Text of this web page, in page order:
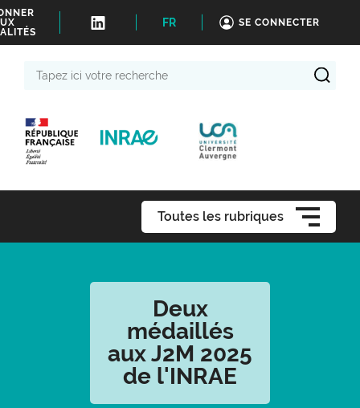
FR SE CONNECTER
Toutes les rubriques
Deux
médaillés
aux J2M 2025
de l'INRAE